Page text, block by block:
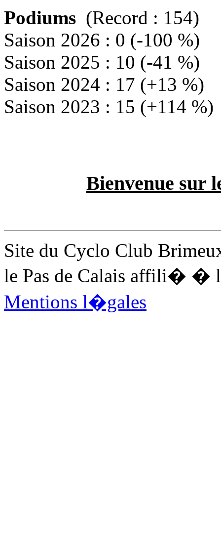
Podiums (Record : 154)
Saison 2026 : 0 (-100 %)
Saison 2025 : 10 (-41 %)
Saison 2024 : 17 (+13 %)
Saison 2023 : 15 (+114 %)
Bienvenue sur
Site du Cyclo Club
le Pas de Calais affili� �
Mentions l�gales